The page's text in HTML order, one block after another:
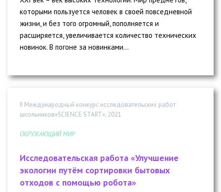
которыми пользуется человек в своей повседневной
жизни, и без того огромный, пополняется и
расширяется, увеличивается количество технических
новинок. В погоне за новинками...
II Международный конкурс исследовательских работ
школьников»SCIENCE START», 2021
ОКРУЖАЮЩИЙ МИР
Исследовательская работа «Улучшение
экологии путём сортировки бытовых
отходов с помощью робота»